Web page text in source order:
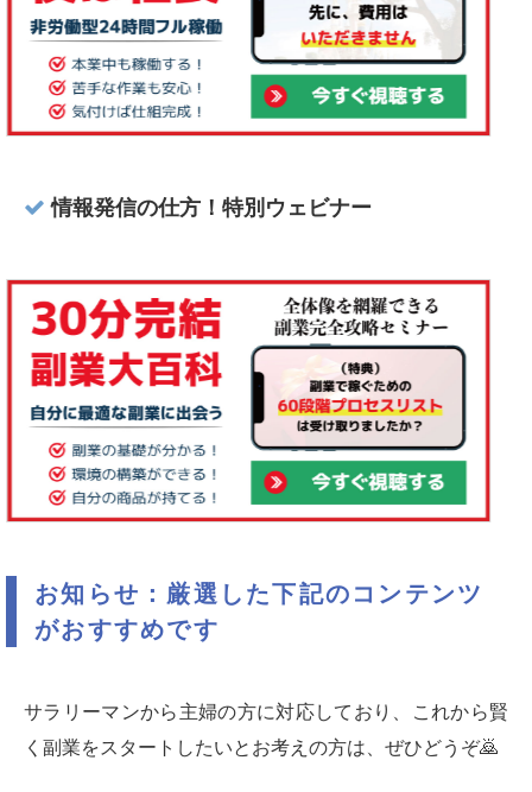
情報発信の仕方！特別ウェビナー
お知らせ：厳選した下記のコンテンツ
がおすすめです
サラリーマンから主婦の方に対応しており、これから賢
く副業をスタートしたいとお考えの方は、ぜひどうぞ🙇‍